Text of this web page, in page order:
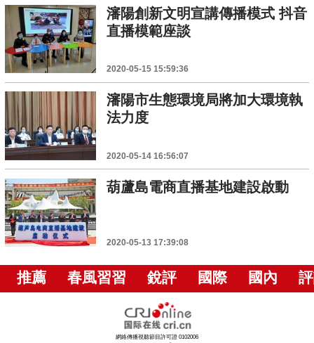
瀋陽創新文明宣講傳播模式 抖音
直播模範座談
2020-05-15 15:59:36
瀋陽市生態環境局將加大環境執
法力度
2020-05-14 16:56:07
葫蘆島電商直播基地建設啟動
2020-05-13 17:39:08
推薦 春風習習 銳評 國際 國內
網絡傳播視聽節目許可證 0102006